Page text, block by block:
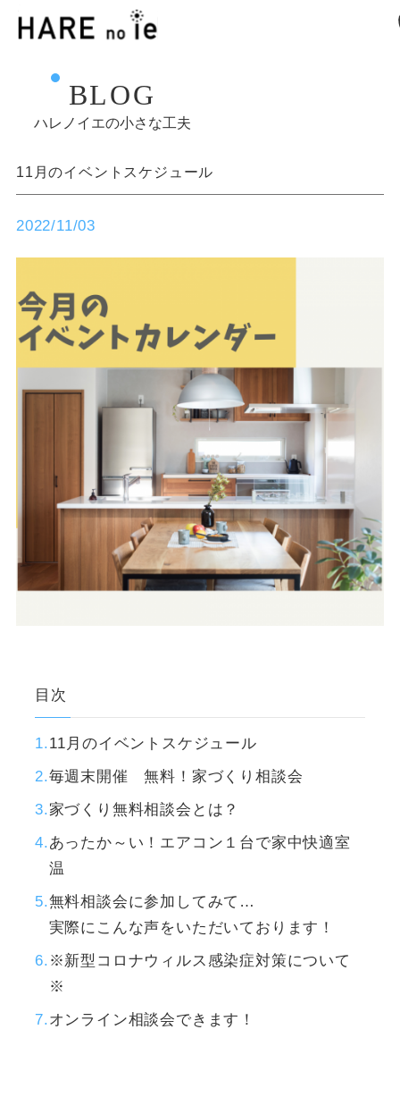
BLOG
ハレノイエの小さな工夫
11月のイベントスケジュール
2022/11/03
目次
11月のイベントスケジュール
毎週末開催 無料！家づくり相談会
家づくり無料相談会とは？
あったか～い！エアコン１台で家中快適室
温
無料相談会に参加してみて…
実際にこんな声をいただいております！
※新型コロナウィルス感染症対策について
※
オンライン相談会できます！